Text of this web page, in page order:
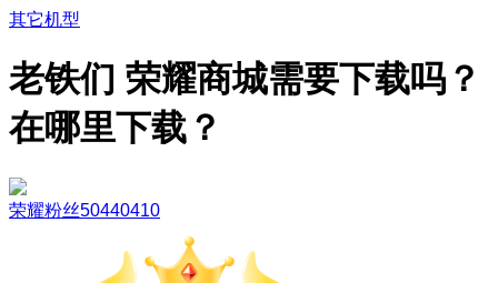
其它机型
老铁们 荣耀商城需要下载吗？
在哪里下载？
荣耀粉丝50440410